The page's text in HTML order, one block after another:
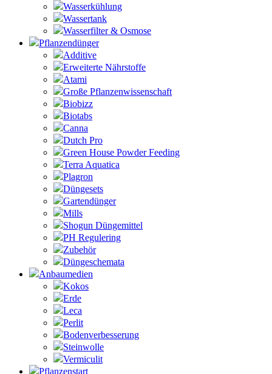
Wasserkühlung
Wassertank
Wasserfilter & Osmose
Pflanzendünger
Additive
Erweiterte Nährstoffe
Atami
Große Pflanzenwissenschaft
Biobizz
Biotabs
Canna
Dutch Pro
Green House Powder Feeding
Terra Aquatica
Plagron
Düngesets
Gartendünger
Mills
Shogun Düngemittel
PH Regulering
Zubehör
Düngeschemata
Anbaumedien
Kokos
Erde
Leca
Perlit
Bodenverbesserung
Steinwolle
Vermiculit
Pflanzenstart